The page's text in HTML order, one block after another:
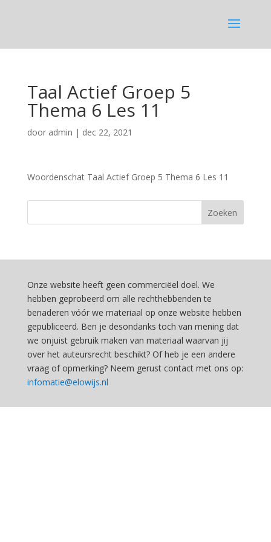
Taal Actief Groep 5
Thema 6 Les 11
door admin | dec 22, 2021
Woordenschat Taal Actief Groep 5 Thema 6 Les 11
Onze website heeft geen commerciëel doel. We
hebben geprobeerd om alle rechthebbenden te
benaderen vóór we materiaal op onze website hebben
gepubliceerd. Ben je desondanks toch van mening dat
we onjuist gebruik maken van materiaal waarvan jij
over het auteursrecht beschikt? Of heb je een andere
vraag of opmerking? Neem gerust contact met ons op:
infomatie@elowijs.nl